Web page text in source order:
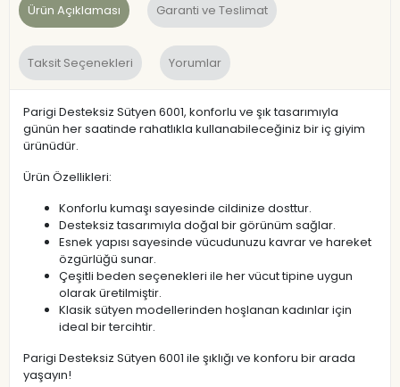
Ürün Açıklaması Garanti ve Teslimat
Taksit Seçenekleri Yorumlar
Parigi Desteksiz Sütyen 6001, konforlu ve şık tasarımıyla
günün her saatinde rahatlıkla kullanabileceğiniz bir iç giyim
ürünüdür.
Ürün Özellikleri:
Konforlu kumaşı sayesinde cildinize dosttur.
Desteksiz tasarımıyla doğal bir görünüm sağlar.
Esnek yapısı sayesinde vücudunuzu kavrar ve hareket
özgürlüğü sunar.
Çeşitli beden seçenekleri ile her vücut tipine uygun
olarak üretilmiştir.
Klasik sütyen modellerinden hoşlanan kadınlar için
ideal bir tercihtir.
Parigi Desteksiz Sütyen 6001 ile şıklığı ve konforu bir arada
yaşayın!